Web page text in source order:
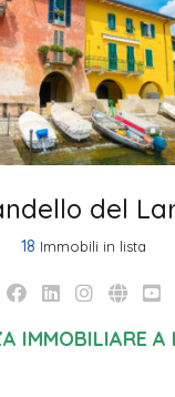
del
18 Immobili in lista
IMMOBILIARE A